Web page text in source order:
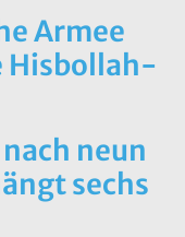
Armee
Hisbollah-
neun
sechs